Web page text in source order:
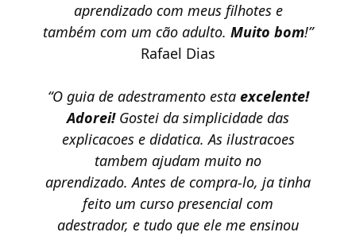
aprendizado com meus filhotes e
também com um cão adulto. Muito bom!”
Rafael Dias
“O guia de adestramento estaexcelente!
Adorei!Gostei da simplicidade das
explicacoes e didatica. As ilustracoes
tambem ajudam muito no
aprendizado. Antes de compra-lo, ja tinha
feito um curso presencial com
adestrador, e tudo que ele me ensinou